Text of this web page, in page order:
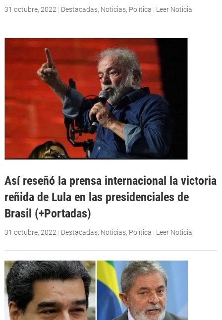
31 octubre, 2022 | Destacadas, Noticias, Política | Leer Noticia
Así reseñó la prensa internacional la victoria
reñida de Lula en las presidenciales de
Brasil (+Portadas)
31 octubre, 2022| Destacadas, Noticias, Política | Leer Noticia